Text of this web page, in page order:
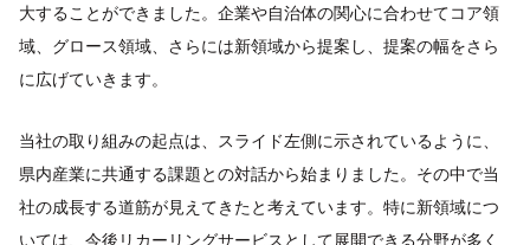
大することができました。企業や自治体の関心に合わせてコア領
域、グロース領域、さらには新領域から提案し、提案の幅をさら
に広げていきます。
当社の取り組みの起点は、スライド左側に示されているように、
県内産業に共通する課題との対話から始まりました。その中で当
社の成長する道筋が見えてきたと考えています。特に新領域につ
いては、今後リカーリングサービスとして展開できる分野が多く